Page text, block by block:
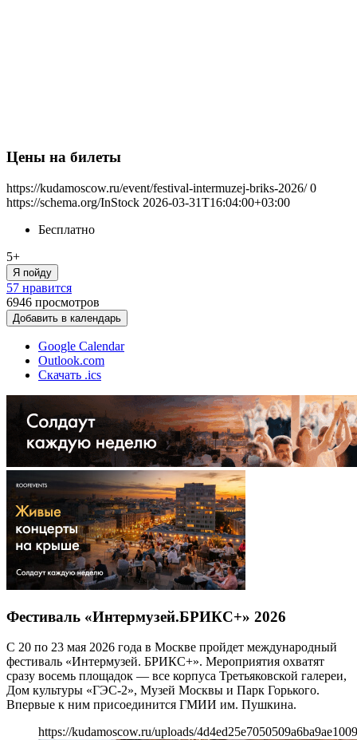
Цены на билеты
https://kudamoscow.ru/event/festival-intermuzej-briks-2026/ 0
https://schema.org/InStock 2026-03-31T16:04:00+03:00
Бесплатно
5+
Я пойду
57 нравится
6946 просмотров
Добавить в календарь
Google Calendar
Outlook.com
Скачать .ics
Фестиваль «Интермузей.БРИКС+» 2026
С 20 по 23 мая 2026 года в Москве пройдет международный
фестиваль «Интермузей. БРИКС+». Мероприятия охватят
сразу восемь площадок — все корпуса Третьяковской галереи,
Дом культуры «ГЭС-2», Музей Москвы и Парк Горького.
Впервые к ним присоединится ГМИИ им. Пушкина.
https://kudamoscow.ru/uploads/